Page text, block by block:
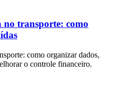
no transporte: como
como organizar dados,
o controle financeiro.